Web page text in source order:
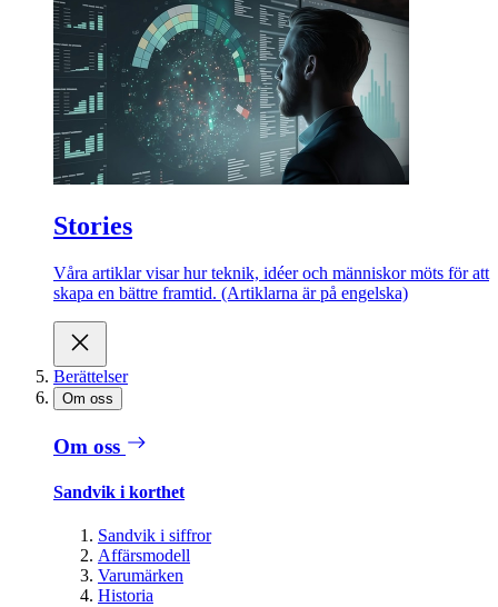
Stories
Våra artiklar visar hur teknik, idéer och människor möts för att
skapa en bättre framtid. (Artiklarna är på engelska)
Berättelser
Om oss
Om oss
Sandvik i korthet
Sandvik i siffror
Affärsmodell
Varumärken
Historia